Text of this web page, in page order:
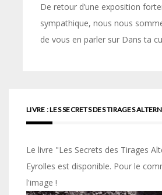
De retour d’une exposition
sympathique, nous nous
de vous en parler sur Dans ta
LIVRE : LES SECRETS DES TIRAGES
Le livre "Les Secrets des Tirages
Eyrolles est disponible. Pour le
l'image !